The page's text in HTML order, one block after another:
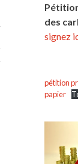
des
signez
pétition
papier